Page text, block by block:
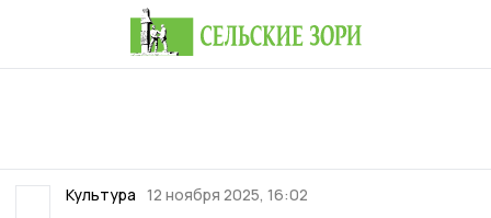
Культура 12 ноября 2025, 16:02